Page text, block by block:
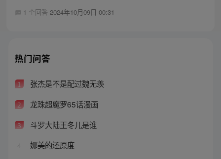
1 个回答 2024年10月09日 00:31
热门问答
1 张杰是不是配过魏无羡
2 龙珠超魔罗65话漫画
3 斗罗大陆王冬儿是谁
4 娜美的还原度